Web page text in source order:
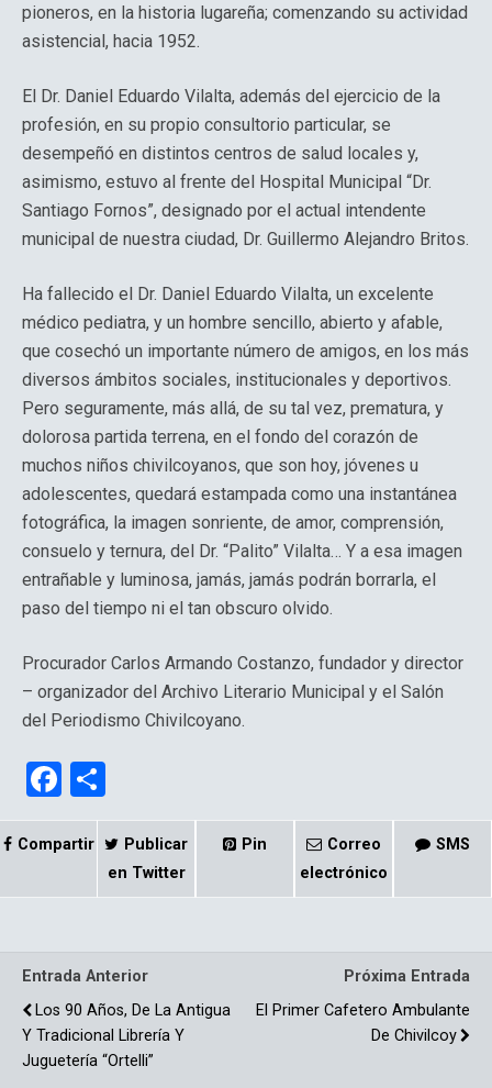
pioneros, en la historia lugareña; comenzando su actividad
asistencial, hacia 1952.
El Dr. Daniel Eduardo Vilalta, además del ejercicio de la
profesión, en su propio consultorio particular, se
desempeñó en distintos centros de salud locales y,
asimismo, estuvo al frente del Hospital Municipal “Dr.
Santiago Fornos”, designado por el actual intendente
municipal de nuestra ciudad, Dr. Guillermo Alejandro Britos.
Ha fallecido el Dr. Daniel Eduardo Vilalta, un excelente
médico pediatra, y un hombre sencillo, abierto y afable,
que cosechó un importante número de amigos, en los más
diversos ámbitos sociales, institucionales y deportivos.
Pero seguramente, más allá, de su tal vez, prematura, y
dolorosa partida terrena, en el fondo del corazón de
muchos niños chivilcoyanos, que son hoy, jóvenes u
adolescentes, quedará estampada como una instantánea
fotográfica, la imagen sonriente, de amor, comprensión,
consuelo y ternura, del Dr. “Palito” Vilalta… Y a esa imagen
entrañable y luminosa, jamás, jamás podrán borrarla, el
paso del tiempo ni el tan obscuro olvido.
Procurador Carlos Armando Costanzo, fundador y director
– organizador del Archivo Literario Municipal y el Salón
del Periodismo Chivilcoyano.
F
a
ce
k
o
m
p
Compartir
Publicar
en Twitter
Pin
Correo
electrónico
SMS
Entrada Anterior
Los 90 Años, De La Antigua
Y Tradicional Librería Y
Juguetería “Ortelli”
Próxima Entrada
El Primer Cafetero Ambulante
De Chivilcoy